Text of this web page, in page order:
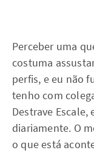
Perceber uma
costuma
perfis, e eu não
tenho com
Destrave Escale,
diariamente. O
o que está